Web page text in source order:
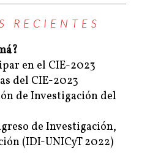
RECIENTES
en el CIE-2023
del CIE-2023
de Investigación del
de Investigación,
(IDI-UNICyT 2022)